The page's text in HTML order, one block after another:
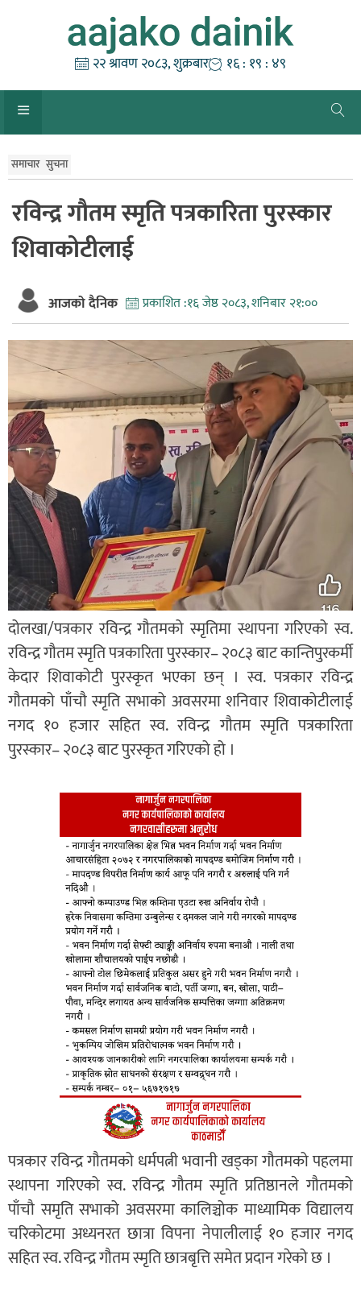
२२ श्रावण २०८३, शुक्रबार १६ : १९ : ५०
समाचार सुचना
रविन्द्र गौतम स्मृति पत्रकारिता पुरस्कार
शिवाकोटीलाई
आजको दैनिक प्रकाशित :१६ जेष्ठ २०८३, शनिबार २१:००
दोलखा/पत्रकार रविन्द्र गौतमको स्मृतिमा स्थापना गरिएको स्व.
रविन्द्र गौतम स्मृति पत्रकारिता पुरस्कार– २०८३ बाट कान्तिपुरकर्मी
केदार शिवाकोटी पुरस्कृत भएका छन् । स्व. पत्रकार रविन्द्र
गौतमको पाँचौ स्मृति सभाको अवसरमा शनिवार शिवाकोटीलाई
नगद १० हजार सहित स्व. रविन्द्र गौतम स्मृति पत्रकारिता
पुरस्कार– २०८३ बाट पुरस्कृत गरिएको हो ।
पत्रकार रविन्द्र गौतमको धर्मपत्नी भवानी खड्का गौतमको पहलमा
स्थापना गरिएको स्व. रविन्द्र गौतम स्मृति प्रतिष्ठानले गौतमको
पाँचौ समृति सभाको अवसरमा कालिञ्चोक माध्यामिक विद्यालय
चरिकोटमा अध्यनरत छात्रा विपना नेपालीलाई १० हजार नगद
सहित स्व. रविन्द्र गौतम स्मृति छात्रबृत्ति समेत प्रदान गरेको छ ।